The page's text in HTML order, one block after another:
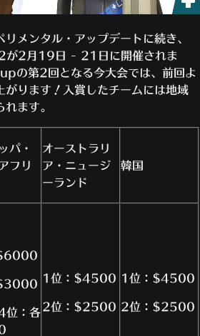
メンタル・アップデートに続き、
2月19日 - 21日に開催されま
第2回となる今大会では、前回よ
がります！入賞したチームには地域
ます。
パ・
フリ
オーストラリ
ア・ニュージ
ーランド
韓国
：各
1位：$4500
2位：$2500
1位：$4500
2位：$2500